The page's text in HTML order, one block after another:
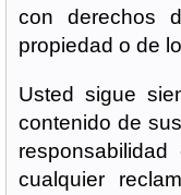
con derechos
propiedad o de
Usted sigue
contenido de
cualquier